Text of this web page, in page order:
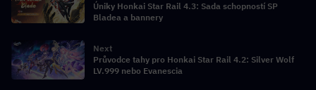
Úniky Honkai Star Rail 4.3: Sada schopností SP
Bladea a bannery
Next
Průvodce tahy pro Honkai Star Rail 4.2: Silver Wolf
LV.999 nebo Evanescia